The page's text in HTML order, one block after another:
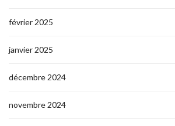
février 2025
janvier 2025
décembre 2024
novembre 2024